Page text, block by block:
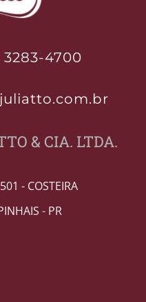
3283-4700
& CIA. LTDA.
- COSTEIRA
- PR